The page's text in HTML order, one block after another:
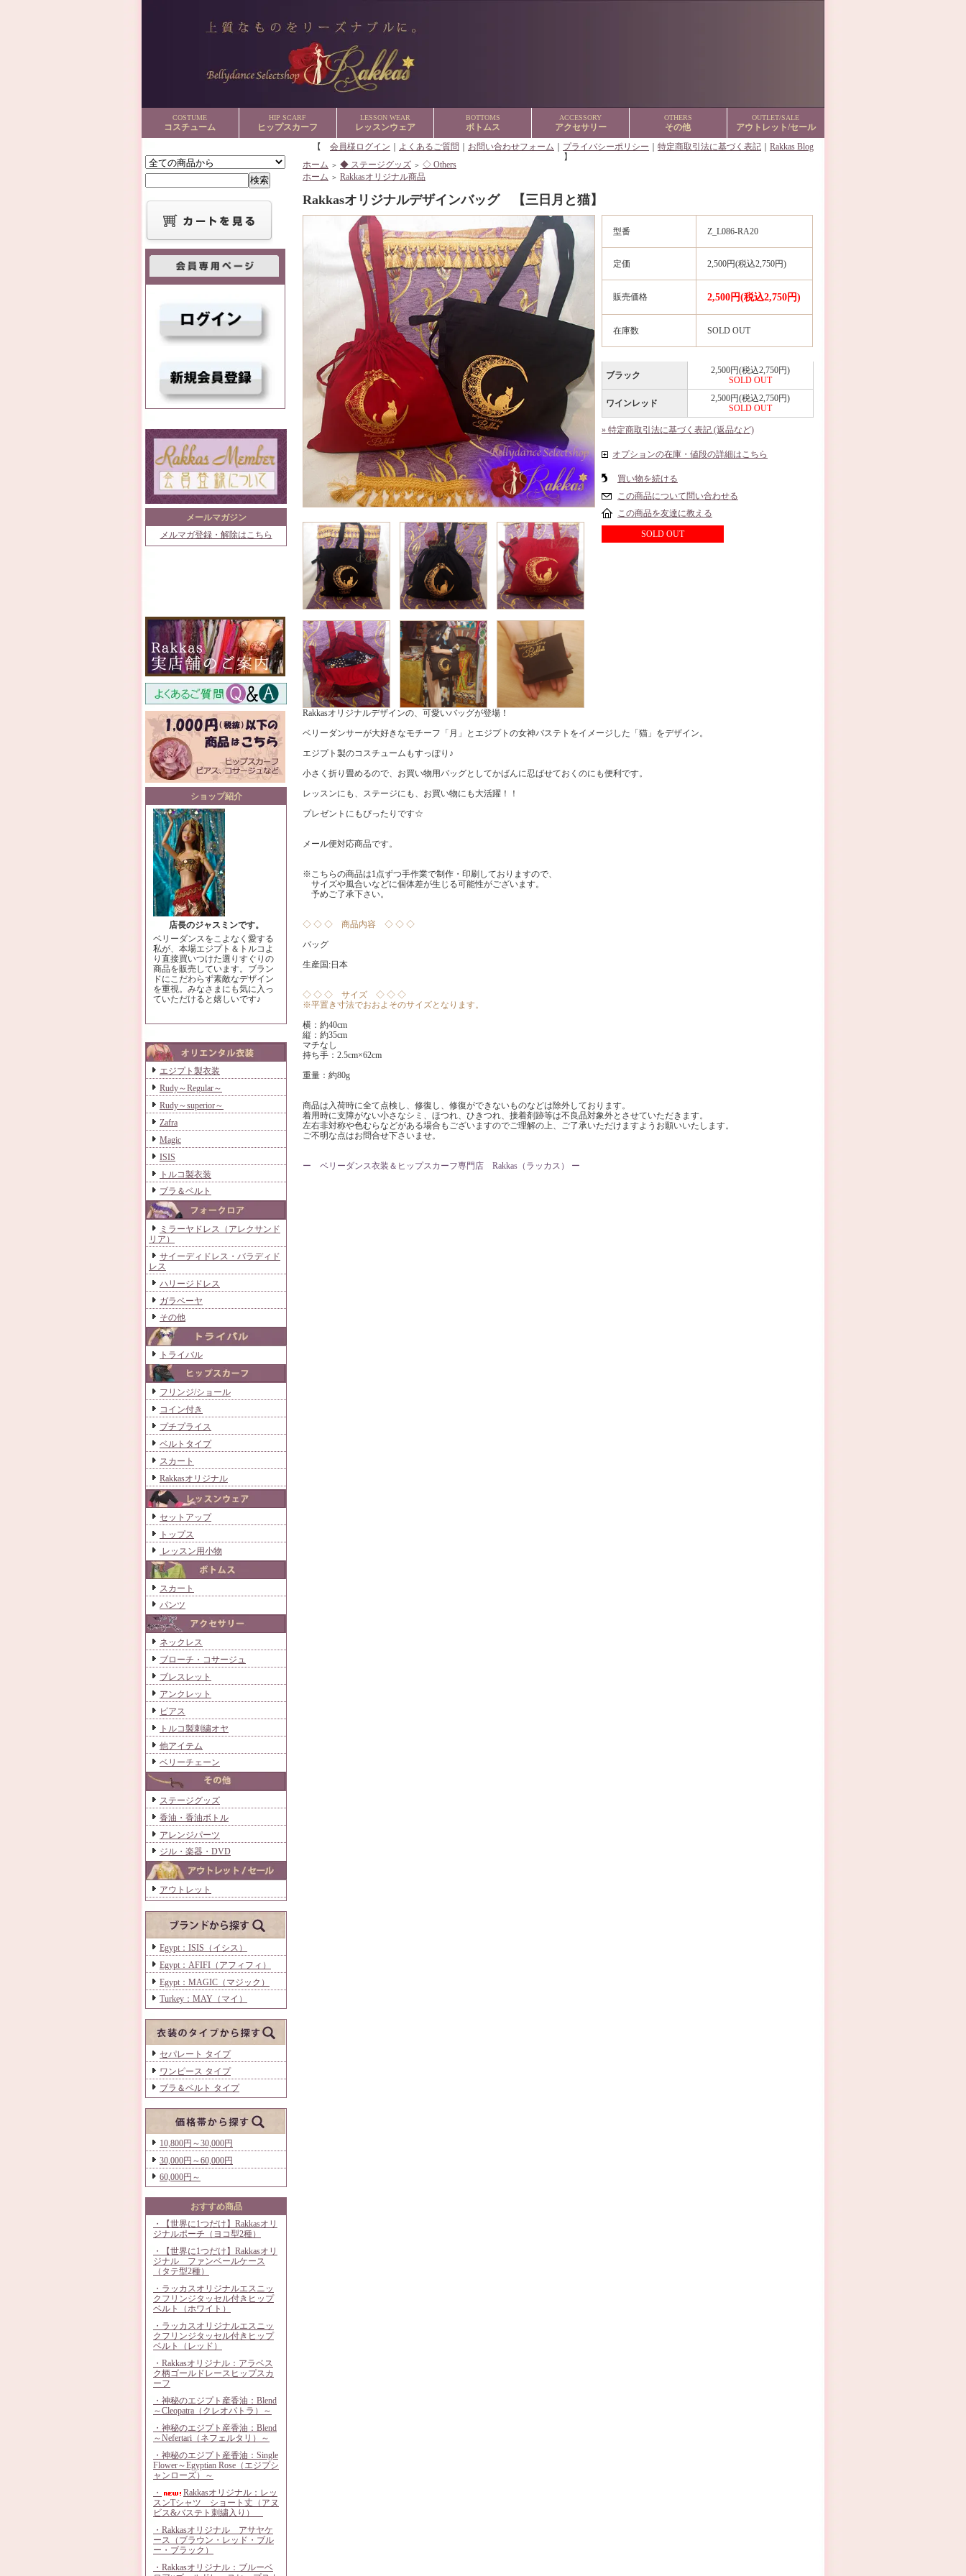
COSTUME
コスチューム
HIP SCARF
ヒップスカーフ
LESSON WEAR
レッスンウェア
BOTTOMS
ボトムス
ACCESSORY
アクセサリー
OTHERS
その他
OUTLET/SALE
アウトレット/セール
メールマガジン
メルマガ登録・解除はこちら
ショップ紹介
店長のジャスミンです。
ベリーダンスをこよなく愛する
私が、本場エジプト＆トルコよ
り直接買いつけた選りすぐりの
商品を販売しています。ブラン
ドにこだわらず素敵なデザイン
を重視。みなさまにも気に入っ
ていただけると嬉しいです♪
エジプト製衣装
Rudy～Regular～
Rudy～superior～
Zafra
Magic
ISIS
トルコ製衣装
ブラ＆ベルト
ミラーヤドレス（アレクサンド
リア）
サイーディドレス・バラディド
レス
ハリージドレス
ガラベーヤ
その他
トライバル
フリンジ/ショール
コイン付き
プチプライス
ベルトタイプ
スカート
Rakkasオリジナル
セットアップ
トップス
レッスン用小物
スカート
パンツ
ネックレス
ブローチ・コサージュ
ブレスレット
アンクレット
ピアス
トルコ製刺繍オヤ
他アイテム
ベリーチェーン
ステージグッズ
香油・香油ボトル
アレンジパーツ
ジル・楽器・DVD
アウトレット
Egypt：ISIS（イシス）
Egypt：AFIFI（アフィフィ）
Egypt：MAGIC（マジック）
Turkey：MAY（マイ）
セパレート タイプ
ワンピース タイプ
ブラ＆ベルト タイプ
10,800円～30,000円
30,000円～60,000円
60,000円～
おすすめ商品
・【世界に1つだけ】Rakkasオリ
ジナルポーチ（ヨコ型2種）
・【世界に1つだけ】Rakkasオリ
ジナル ファンベールケース
（タテ型2種）
・ラッカスオリジナルエスニッ
クフリンジタッセル付きヒップ
ベルト（ホワイト）
・ラッカスオリジナルエスニッ
クフリンジタッセル付きヒップ
ベルト（レッド）
・Rakkasオリジナル：アラベス
ク柄ゴールドレースヒップスカ
ーフ
・神秘のエジプト産香油：Blend
～Cleopatra（クレオパトラ）～
・神秘のエジプト産香油：Blend
～Nefertari（ネフェルタリ）～
・神秘のエジプト産香油：Single
Flower～Egyptian Rose（エジプシ
ャンローズ）～
・
Rakkasオリジナル：レッ
スンTシャツ ショート丈（アヌ
ビス&バステト刺繍入り）
・Rakkasオリジナル アサヤケ
ース（ブラウン・レッド・ブル
ー・ブラック）
・Rakkasオリジナル：ブルーベ
【 会員様ログイン よくあるご質問 お問い合わせフォーム プライバシーポリシー 特定商取引法に基づく表記
Rakkas Blog
】
ホーム ＞ ◆ ステージグッズ ＞ ◇ Others
ホーム ＞ Rakkasオリジナル商品
Rakkasオリジナルデザインバッグ 【三日月と猫】
型番 Z_L086-RA20
定価 2,500円(税込2,750円)
販売価格 2,500円(税込2,750円)
在庫数 SOLD OUT
ブラック
2,500円(税込2,750円)
SOLD OUT
ワインレッド
2,500円(税込2,750円)
SOLD OUT
» 特定商取引法に基づく表記 (返品など)
オプションの在庫・値段の詳細はこちら
買い物を続ける
この商品について問い合わせる
この商品を友達に教える
SOLD OUT
Rakkasオリジナルデザインの、可愛いバッグが登場！
ベリーダンサーが大好きなモチーフ「月」とエジプトの女神バステトをイメージした「猫」をデザイン。
エジプト製のコスチュームもすっぽり♪
小さく折り畳めるので、お買い物用バッグとしてかばんに忍ばせておくのにも便利です。
レッスンにも、ステージにも、お買い物にも大活躍！！
プレゼントにもぴったりです☆
メール便対応商品です。
※こちらの商品は1点ずつ手作業で制作・印刷しておりますので、
サイズや風合いなどに個体差が生じる可能性がございます。
予めご了承下さい。
◇ ◇ ◇ 商品内容 ◇ ◇ ◇
バッグ
生産国:日本
◇ ◇ ◇ サイズ ◇ ◇ ◇
※平置き寸法でおおよそのサイズとなります。
横：約40cm
縦：約35cm
マチなし
持ち手：2.5cm×62cm
重量：約80g
商品は入荷時に全て点検し、修復し、修復ができないものなどは除外しております。
着用時に支障がない小さなシミ、ほつれ、ひきつれ、接着剤跡等は不良品対象外とさせていただきます。
左右非対称や色むらなどがある場合もございますのでご理解の上、ご了承いただけますようお願いいたします。
ご不明な点はお問合せ下さいませ。
ー ベリーダンス衣装＆ヒップスカーフ専門店 Rakkas（ラッカス） ー